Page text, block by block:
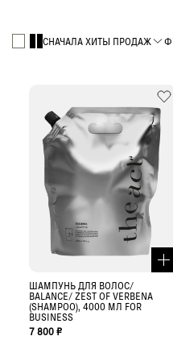
СНАЧАЛА ХИТЫ ПРОДАЖ
ШАМПУНЬ ДЛЯ ВОЛОС/
BALANCE/ ZEST OF VERBENA
(SHAMPOO), 4000 МЛ FOR
BUSINESS
7 800 ₽